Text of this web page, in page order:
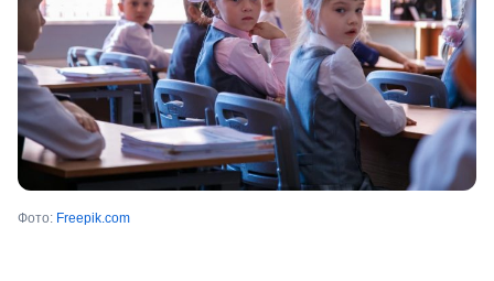
Фото: Freepik.com